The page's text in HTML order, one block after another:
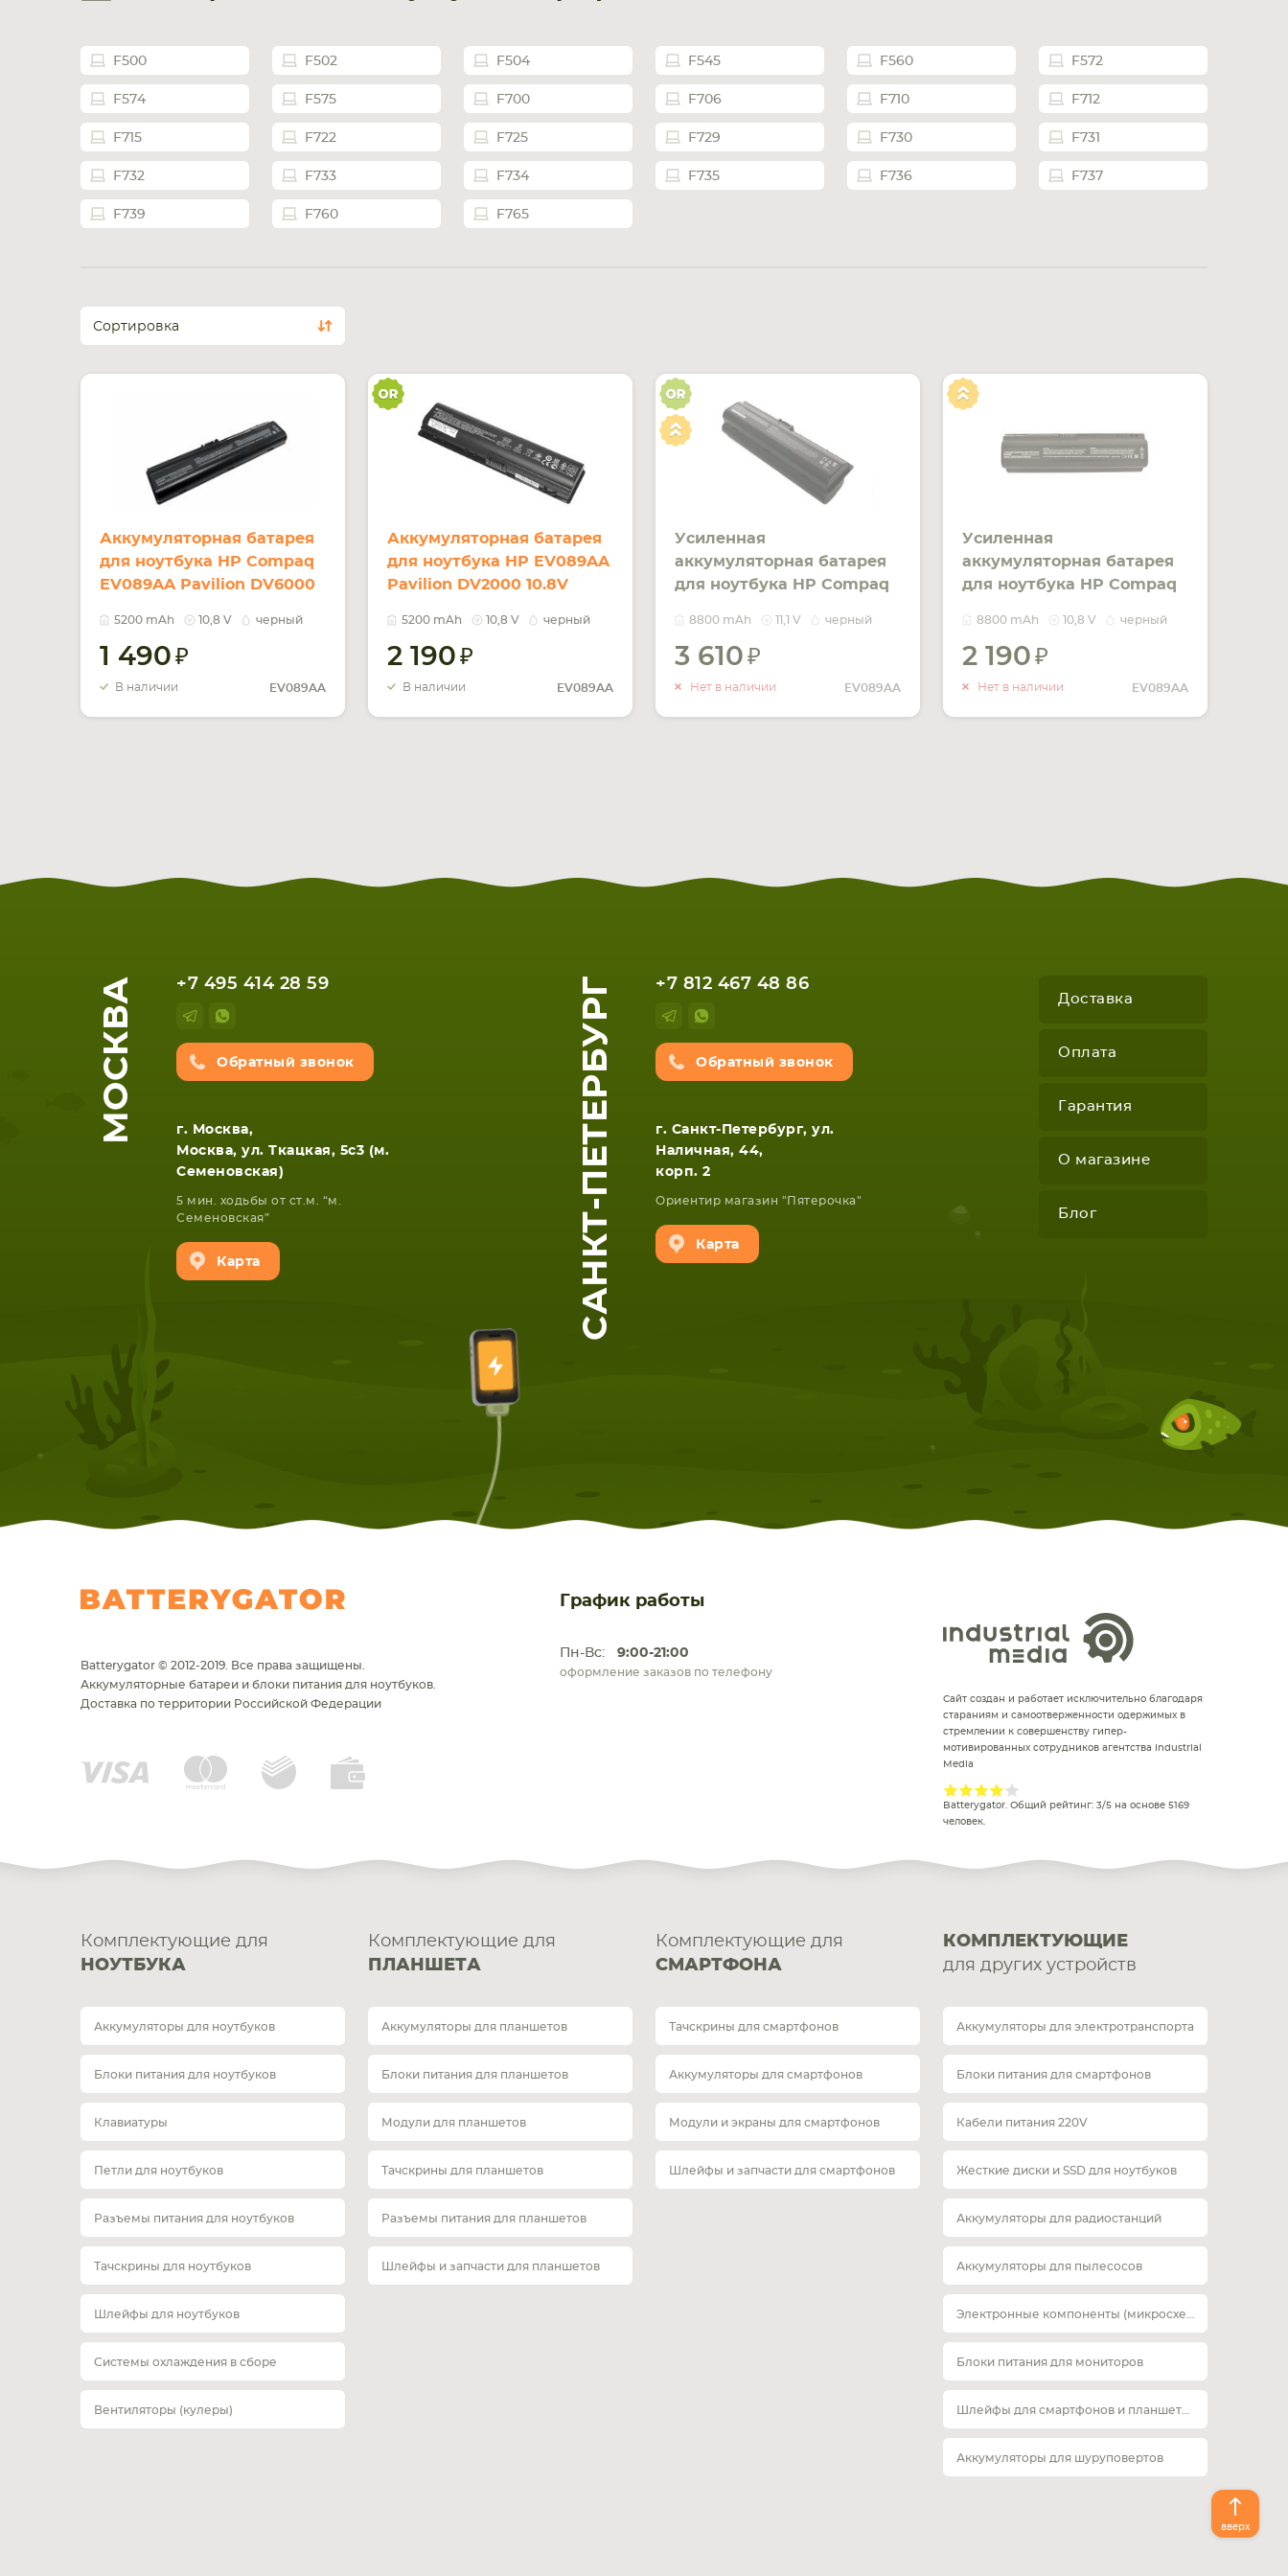
НОУТБУКА
КОМПЛЕКТУЮЩИЕ
F500 F502 F504 F545 F560 F572
F574 F575 F700 F706 F710 F712
F715 F722 F725 F729 F730 F731
F732 F733 F734 F735 F736 F737
F739 F760 F765
Сортировка
Аккумуляторная батарея
для ноутбука HP Compaq
EV089AA Pavilion DV6000
5200 mAh 10,8 V черный
1 490
В наличии EV089AA
Аккумуляторная батарея
для ноутбука HP EV089AA
Pavilion DV2000 10.8V
5200 mAh 10,8 V черный
2 190
В наличии EV089AA
Усиленная
аккумуляторная батарея
для ноутбука HP Compaq
11.1V Black 8800mAh Orig
8800 mAh 11,1 V черный
3 610
Нет в наличии EV089AA
О НАЛИЧИИ
Усиленная
аккумуляторная батарея
для ноутбука HP Compaq
10.8V Black 8800mAh OEM
8800 mAh 10,8 V черный
2 190
Нет в наличии EV089AA
О НАЛИЧИИ
МОСКВА +7 495 414 28 59
Обратный звонок
г. Москва,
Москва, ул. Ткацкая, 5с3 (м.
Семеновская)
5 мин. ходьбы от ст.м. “м.
Семеновская”
Карта САНКТ-ПЕТЕРБУРГ +7 812 467 48 86
Обратный звонок
г. Санкт-Петербург, ул.
Наличная, 44,
корп. 2
Ориентир магазин "Пятерочка"
Карта
Доставка
Оплата
Гарантия
О магазине
Блог
График работы
Пн-Вс: 9:00-21:00
оформление заказов по телефону
Batterygator © 2012-2019. Все права защищены.
Аккумуляторные батареи и блоки питания для ноутбуков.
Доставка по территории Российской Федерации
Сайт создан и работает исключительно благодаря
стараниям и самоотверженности одержимых в
стремлении к совершенству гипер-
мотивированных сотрудников агентства Industrial
Media
Batterygator. Общий рейтинг: 3/5 на основе 5169
человек.
Комплектующие для
НОУТБУКА
Аккумуляторы для ноутбуков
Блоки питания для ноутбуков
Клавиатуры
Петли для ноутбуков
Разъемы питания для ноутбуков
Тачскрины для ноутбуков
Шлейфы для ноутбуков
Системы охлаждения в сборе
Вентиляторы (кулеры)
Комплектующие для
ПЛАНШЕТА
Аккумуляторы для планшетов
Блоки питания для планшетов
Модули для планшетов
Тачскрины для планшетов
Разъемы питания для планшетов
Шлейфы и запчасти для планшетов
Комплектующие для
СМАРТФОНА
Тачскрины для смартфонов
Аккумуляторы для смартфонов
Модули и экраны для смартфонов
Шлейфы и запчасти для смартфонов
КОМПЛЕКТУЮЩИЕ
для других устройств
Аккумуляторы для электротранспорта
Блоки питания для смартфонов
Кабели питания 220V
Жесткие диски и SSD для ноутбуков
Аккумуляторы для радиостанций
Аккумуляторы для пылесосов
Блоки питания для мониторов
Аккумуляторы для шуруповертов
вверх